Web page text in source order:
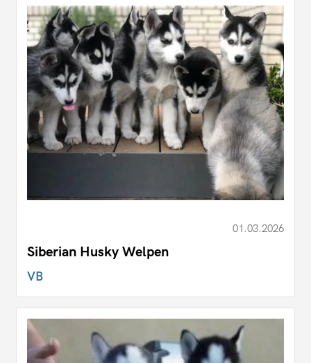
01.03.2026
Siberian Husky Welpen
VB